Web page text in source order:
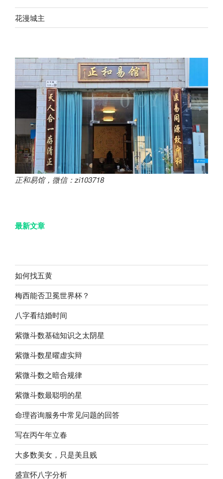
花漫城主
正和易馆，微信：zi103718
最新文章
如何找五黄
梅西能否卫冕世界杯？
八字看结婚时间
紫微斗数基础知识之太阴星
紫微斗数星曜虚实辩
紫微斗数之暗合规律
紫微斗数最聪明的星
命理咨询服务中常见问题的回答
写在丙午年立春
大多数美女，只是美且贱
盛宣怀八字分析